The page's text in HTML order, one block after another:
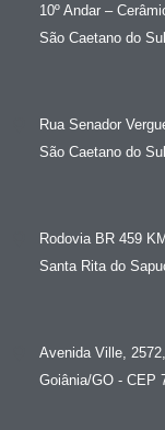
10º Andar –
São Caetano do
Rua Senador
São Caetano do
Rodovia BR 459
Santa Rita do
Avenida Ville,
Goiânia/GO - CEP